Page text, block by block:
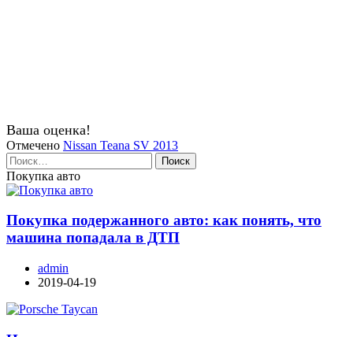
Ваша оценка!
Отмечено Nissan Teana SV 2013
Найти:
Покупка авто
Покупка подержанного авто: как понять, что
машина попадала в ДТП
admin
2019-04-19